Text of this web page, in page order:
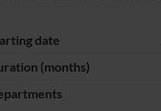
date
(months)